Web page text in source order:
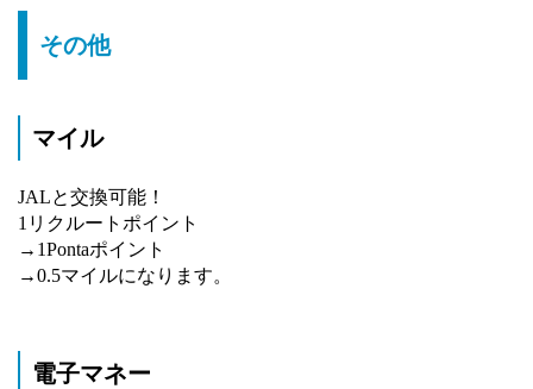
その他
マイル
JALと交換可能！
1リクルートポイント
→1Pontaポイント
→0.5マイルになります。
電子マネー